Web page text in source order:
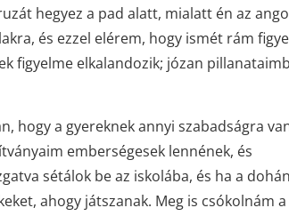
hegyez a pad alatt, mialatt én az
és ezzel elérem, hogy ismét rám
figyelme elkalandozik; józan
hogy a gyereknek annyi szabadságra
emberségesek lennének, és
sétálok be az iskolába, és ha a
ahogy játszanak. Meg is csókolnám a